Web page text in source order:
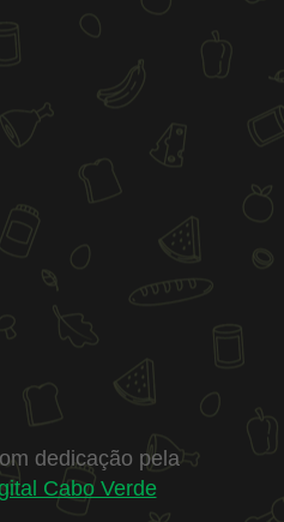
dedicação pela
Cabo Verde